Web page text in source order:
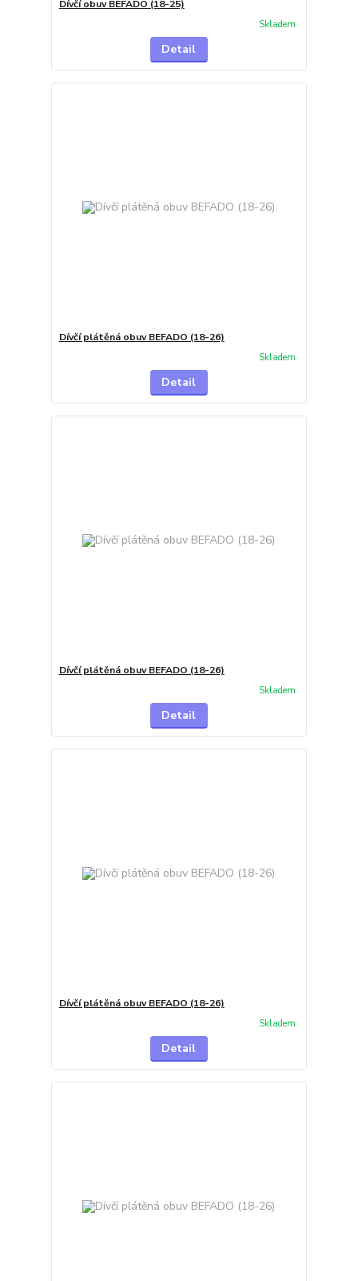
Dívčí obuv BEFADO (18-25)
Skladem
Detail
Dívčí plátěná obuv BEFADO (18-26)
Skladem
Detail
Dívčí plátěná obuv BEFADO (18-26)
Skladem
Detail
Dívčí plátěná obuv BEFADO (18-26)
Skladem
Detail